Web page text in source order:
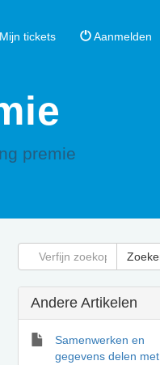
Mijn tickets Aanmelden
premie
Andere Artikelen
Samenwerken en
gegevens delen met